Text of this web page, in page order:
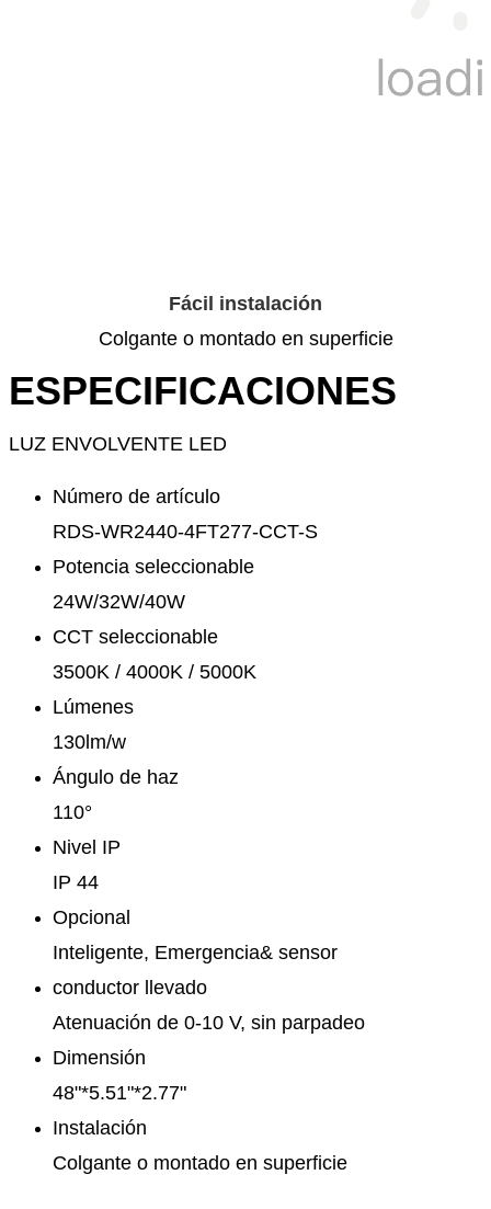
Fácil instalación
Colgante o montado en superficie
ESPECIFICACIONES
LUZ ENVOLVENTE LED
Número de artículo
RDS-WR2440-4FT277-CCT-S
Potencia seleccionable
24W/32W/40W
CCT seleccionable
3500K / 4000K / 5000K
Lúmenes
130lm/w
Ángulo de haz
110°
Nivel IP
IP 44
Opcional
Inteligente, Emergencia& sensor
conductor llevado
Atenuación de 0-10 V, sin parpadeo
Dimensión
48"*5.51"*2.77"
Instalación
Colgante o montado en superficie